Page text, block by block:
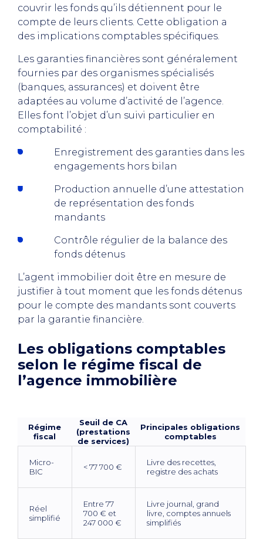
couvrir les fonds qu’ils détiennent pour le
compte de leurs clients. Cette obligation a
des implications comptables spécifiques.
Les garanties financières sont généralement
fournies par des organismes spécialisés
(banques, assurances) et doivent être
adaptées au volume d’activité de l’agence.
Elles font l’objet d’un suivi particulier en
comptabilité :
Enregistrement des garanties dans les
engagements hors bilan
Production annuelle d’une attestation
de représentation des fonds
mandants
Contrôle régulier de la balance des
fonds détenus
L’agent immobilier doit être en mesure de
justifier à tout moment que les fonds détenus
pour le compte des mandants sont couverts
par la garantie financière.
Les obligations comptables
selon le régime fiscal de
l’agence immobilière
Régime
fiscal
Seuil de CA
(prestations
de services)
Principales obligations
comptables
Micro-
BIC
< 77 700 €
Livre des recettes,
registre des achats
Réel
simplifié
Entre 77
700 € et
247 000 €
Livre journal, grand
livre, comptes annuels
simplifiés